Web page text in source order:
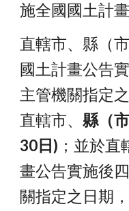
施全國國土計
直轄市、縣（
國土計畫公告
主管機關指定
直轄市、縣（
30日) ；並於
畫公告實施後
關指定之日期